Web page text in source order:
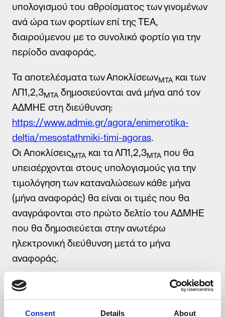
Consent Details About
υπολογισμού του αθροίσματος των γινομένων
ανά ώρα των φορτίων επί της ΤΕΑ,
διαιρούμενου με το συνολικό φορτίο για την
περίοδο αναφοράς.
Τα αποτελέσματα των ΑποκλίσεωνΜΤΑ και των
ΛΠ1,2,3ΜΤΑ δημοσιεύονται ανά μήνα από τον
ΑΔΜΗΕ στη διεύθυνση:
https://www.admie.gr/agora/enimerotika-
deltia/mesostathmiki-timi-agoras.
Οι ΑποκλίσειςΜΤΑ και τα ΛΠ1,2,3ΜΤΑ που θα
υπεισέρχονται στους υπολογισμούς για την
τιμολόγηση των καταναλώσεων κάθε μήνα
(μήνα αναφοράς) θα είναι οι τιμές που θα
αναγράφονται στο πρώτο δελτίο του ΑΔΜΗΕ
που θα δημοσιεύεται στην ανωτέρω
ηλεκτρονική διεύθυνση μετά το μήνα
αναφοράς.
Συνεπώς το μηνιαίο κόστος θα καθορίζεται
σύμφωνα με τον παρακάτω τύπο:
(ΤΕΑ
+ Αποκλίσεις + ΛΠ1,2,3 ) x 1,0377
Email
Τηλέφωνο *
Αποδέχομαι τη χρήση των στοιχείων μου από την Volton και
τους συνεργάτες της για την καλύτερη εξυπηρέτησή μου,
σύμφωνα με την Πολιτική Προστασίας Προσωπικών Δεδομένων
*
Αποστολή